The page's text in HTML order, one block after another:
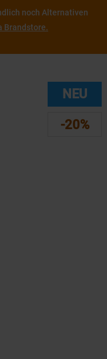
noch Alternativen
Brandstore.
NEU
-20%